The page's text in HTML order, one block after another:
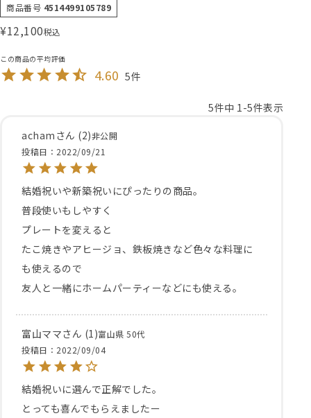
商品番号 4514499105789
¥12,100税込
4.60 5
5件中 1 -5件表示
acham
2 非公開
投稿日
2022/09/21
結婚祝いや新築祝いにぴったりの商品。
普段使いもしやすく
プレートを変えると
たこ焼きやアヒージョ、鉄板焼きなど色々な料理に
も使えるので
友人と一緒にホームパーティーなどにも使える。
富山ママ 1 富山県 50代
投稿日
2022/09/04
結婚祝いに選んで正解でした。
とっても喜んでもらえましたー